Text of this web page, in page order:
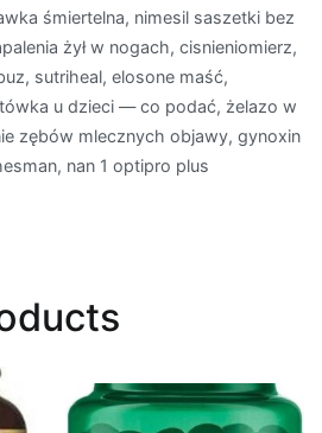
śmiertelna, nimesil saszetki bez
żył w nogach, cisnieniomierz,
sutriheal, elosone maść,
u dzieci — co podać, żelazo w
zębów mlecznych objawy, gynoxin
nan 1 optipro plus